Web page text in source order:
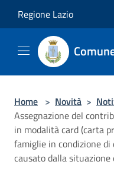
Regione Lazio
Home > Novità >
Assegnazione del
in modalità card (carta
famiglie in condizione di
causato dalla situazione